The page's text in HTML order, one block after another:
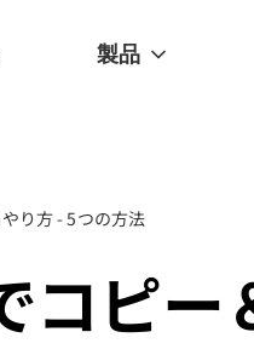
製品
り方 - 5つの方法
ピー